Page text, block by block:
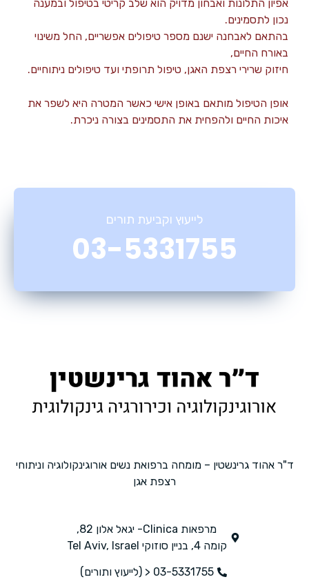
אפיון התלונות ואבחון מדויק הוא שלב קריטי בטיפול ובמענה
נכון לתסמינים.
בהתאם לאבחנה ישנם מספר טיפולים אפשריים, החל משינוי
באורח החיים,
חיזוק שרירי רצפת האגן, טיפול תרופתי ועד טיפולים ניתוחיים.
אופן הטיפול מותאם באופן אישי כאשר המטרה היא לשפר את
איכות החיים ולהפחית את התסמינים בצורה ניכרת.
לייעוץ וקביעת תורים
03-5331755
ד"ר אהוד גרינשטין – מומחה ברפואת נשים אורוגינקולוגיה וניתוחי
רצפת אגן
מרפאות Clinica- יגאל אלון 82,
קומה 4, בניין סוזוקי Tel Aviv, Israel
03-5331755 < (לייעוץ ותורים)